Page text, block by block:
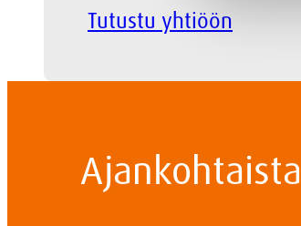
Tutustu yhtiöön
Ajankohtaista